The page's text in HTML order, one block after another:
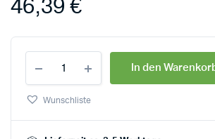
46,39€
In den
Wunschliste